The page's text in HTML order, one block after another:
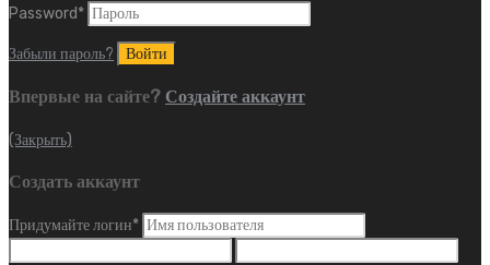
Password*
Забыли пароль?
Впервые на сайте? Создайте аккаунт
(Закрыть)
Создать аккаунт
Придумайте логин*